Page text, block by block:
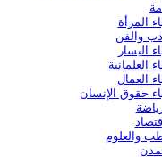
المرأة
والفن
اليسار
العلمانية
العمال
حقوق الإنسان
والعلوم